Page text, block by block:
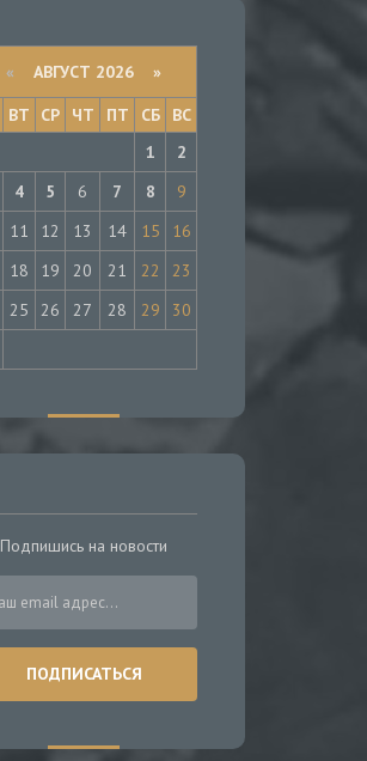
« АВГУСТ 2026 »
ВТ СР ЧТ ПТ СБ
ВС
1
2
4 5 6 7 8
9
11 12 13 14 15
16
18 19 20 21 22
23
25 26 27 28 29
30
Подпишись на новости